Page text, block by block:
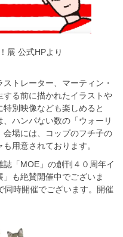
展 公式HPより
トレーター、マーティン・
る前に描かれたイラストや
別映像なども楽しめると
ハンパない数の「ウォーリ
場には、コップのフチ子の
用意されております。
「MOE」の創刊４０周年イ
も絶賛開催中でございま
同時開催でございます。開催